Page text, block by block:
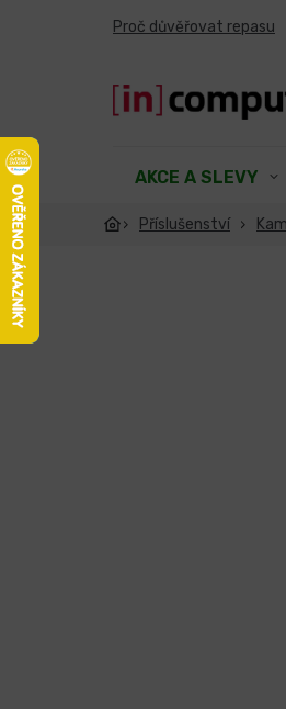
Proč důvěřovat repasu
AKCE A SLEVY
Příslušenství